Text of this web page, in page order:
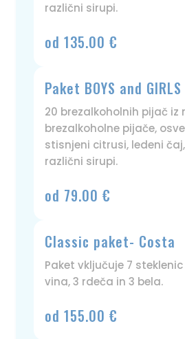
različni sirupi.
od 135.00 €
Paket BOYS and
20 brezalkoholnih pijač
brezalkoholne pijače,
stisnjeni citrusi, ledeni
različni sirupi.
od 79.00 €
Classic paket- Costa
Paket vključuje 7
vina, 3 rdeča in 3 bela.
od 155.00 €